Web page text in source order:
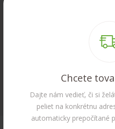
Chcete
Dajte nám vedieť, či si
peliet na konkrétnu
automaticky prepočítané
Šetrnosť k